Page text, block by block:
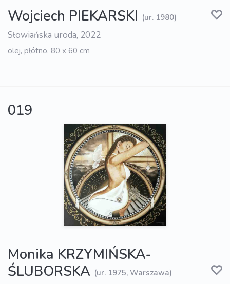
Wojciech PIEKARSKI (ur. 1980)
Słowiańska uroda, 2022
olej, płótno, 80 x 60 cm
019
Monika KRZYMIŃSKA-
ŚLUBORSKA (ur. 1975, Warszawa)